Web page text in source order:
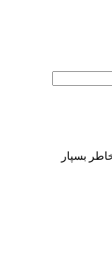
بسپار